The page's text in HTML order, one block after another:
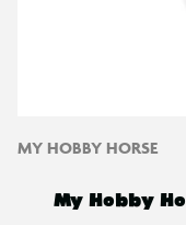
MY HOBBY HORSE
My Hobby